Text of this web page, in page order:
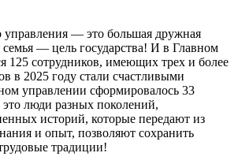
управления — это большая дружная
— цель государства! И в Главном
125 сотрудников, имеющих трех и более
в 2025 году стали счастливыми
управлении сформировалось 33
люди разных поколений,
историй, которые передают из
и опыт, позволяют сохранить
традиции!